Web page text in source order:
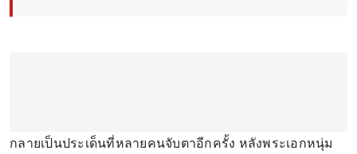
กลายเป็นประเด็นที่หลายคนจับตาอีกครั้ง หลังพระเอกหนุ่ม